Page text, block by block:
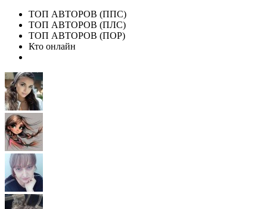
ТОП АВТОРОВ (ППС)
ТОП АВТОРОВ (ПЛС)
ТОП АВТОРОВ (ПОР)
Кто онлайн